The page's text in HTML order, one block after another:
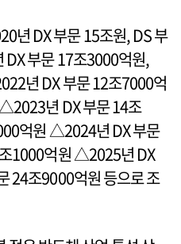
년 DX 부문 15조원, DS 부
부문 17조3000억원,
년 DX 부문 12조7000억
년 DX 부문 14조
억원 △2024년 DX 부문
1000억원 △2025년 DX
24조9000억원 등으로 조